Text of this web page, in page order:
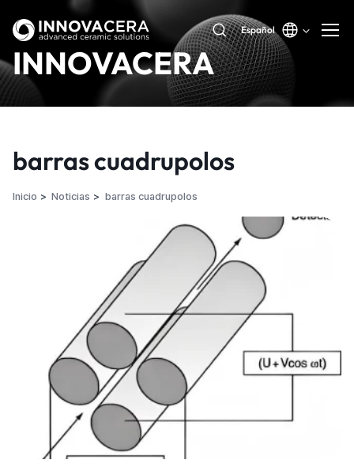
Español
INNOVACERA
barras cuadrupolos
Inicio Noticias barras cuadrupolos